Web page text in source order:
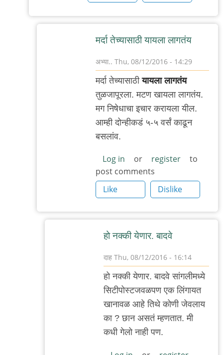
मर्दा तेच्यासाठी यायला लागतंय
अभ्या.. Thu, 08/12/2016 - 14:29
to
कोल्लापूर
सातारा
तरी
by
दाह
मर्दा तेच्यासाठीयायला लागतंय
तुळजापूरला. मटण खायला लागतंय.
मग निषेधाचा इचार करायला यील.
आम्ही दोन्हीकडं ५-५ वर्सं काढून
बसलांव.
Log in or register
to
post comments
Like
Dislike
हो नक्की येणार. बादवे
दाह Thu, 08/12/2016 - 16:14
In
reply
तेच्यासाठी
हो नक्की येणार. बादवे सांगलीमध्ये
सिटीपोस्टजवळपण एक लिंगायत
खानावळ आहे तिथे कोणी जेवलाय
का ? छान असतं म्हणतात. मी
कधी गेलो नाही पण.